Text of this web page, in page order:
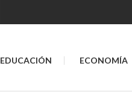
EDUCACIÓN ECONOMÍA